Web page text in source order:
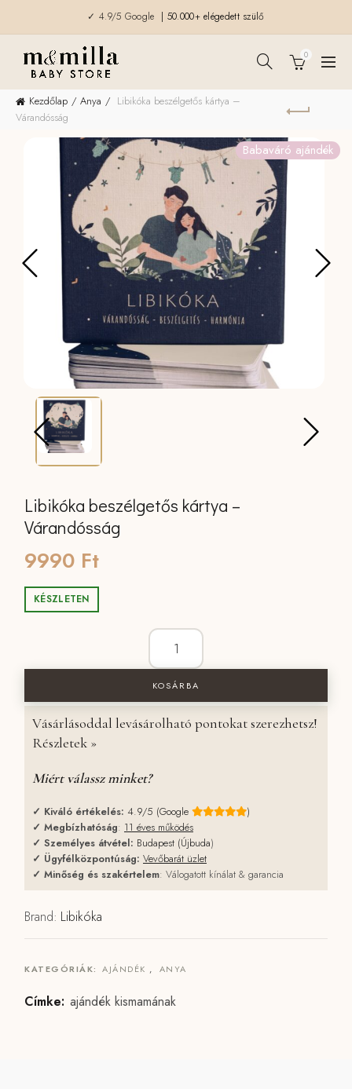
✓ 4.9/5 Google | 50.000+ elégedett szülő
0
Kezdőlap Anya
Libikóka beszélgetős kártya –
Várandósság
Babaváró ajándék
Libikóka beszélgetős kártya –
Várandósság
9990 Ft
KÉSZLETEN
Libikóka beszélgetős kártya -
KOSÁRBA
Vásárlásoddal levásárolható pontokat szerezhetsz!
Részletek »
Miért válassz minket?
✓ Kiváló értékelés: 4.9/5 (Google
)
✓ Megbízhatóság: 11 éves működés
✓ Személyes átvétel: Budapest (Újbuda)
✓ Ügyfélközpontúság: Vevőbarát üzlet
✓ Minőség és szakértelem: Válogatott kínálat & garancia
Brand: Libikóka
KATEGÓRIÁK: AJÁNDÉK , ANYA
Címke: ajándék kismamának